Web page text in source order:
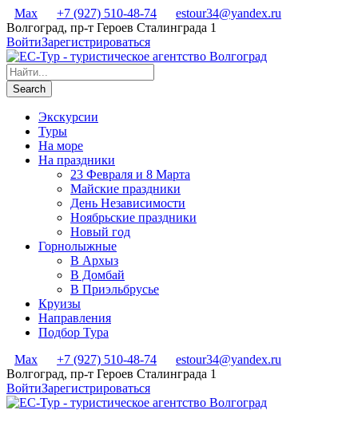
Max +7 (927) 510-48-74
estour34@yandex.ru
Волгоград, пр-т Героев Сталинграда 1
ВойтиЗарегистрироваться
Экскурсии
Туры
На море
На праздники
23 Февраля и 8 Марта
Майские праздники
День Независимости
Ноябрьские праздники
Новый год
Горнолыжные
В Архыз
В Домбай
В Приэльбрусье
Круизы
Направления
Подбор Тура
Max
+7 (927) 510-48-74
estour34@yandex.ru
Волгоград, пр-т Героев Сталинграда 1
ВойтиЗарегистрироваться